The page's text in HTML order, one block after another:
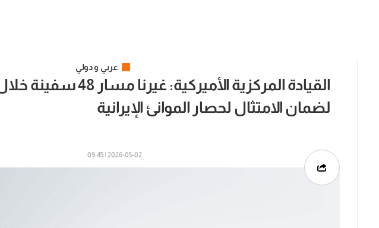
عربي و دولي
لضمان الامتثال لحصار الموانئ الإيرانية
2026-05-02 | 09:45